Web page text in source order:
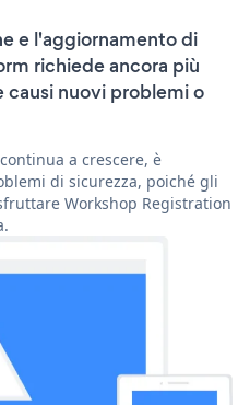
e l'aggiornamento di
richiede ancora più
nuovi problemi o
a crescere, è
di sicurezza, poiché gli
Workshop Registration